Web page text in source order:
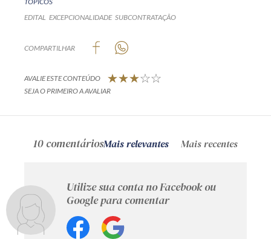
EDITAL EXCEPCIONALIDADE SUBCONTRATAÇÃO
COMPARTILHAR
AVALIE ESTE CONTEÚDO
SEJA O PRIMEIRO A AVALIAR
10 comentáriosMais relevantes Mais recentes
Utilize sua conta no Facebook ou
Google para comentar